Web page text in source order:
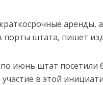
аренды,
порты штата, пишет
июнь штат посетили
в этой